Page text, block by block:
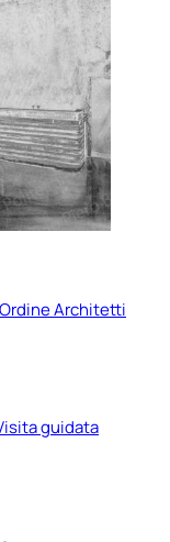
Architetti
guidata